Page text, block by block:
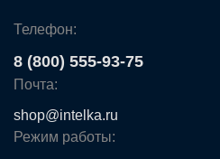
Телефон:
8 (800) 555-93-75
Почта:
shop@intelka.ru
Режим работы: